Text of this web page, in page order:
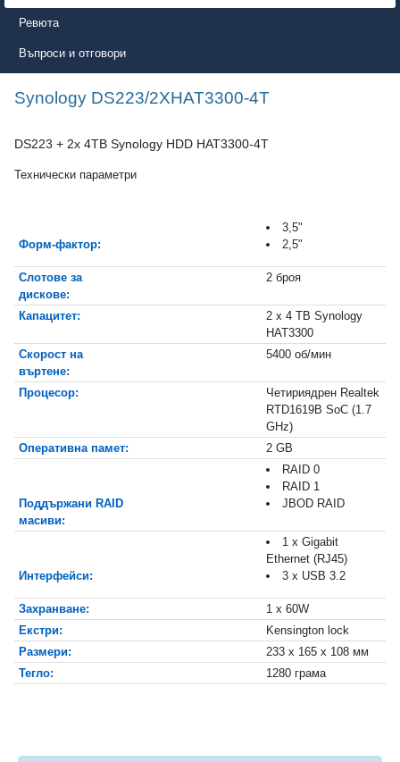
Ревюта
Въпроси и отговори
Synology DS223/2XHAT3300-4T
DS223 + 2x 4TB Synology HDD HAT3300-4T
Технически параметри
Форм-фактор:
3,5"
2,5"
Слотове за
дискове:
2 броя
Капацитет:
2 x 4 TB Synology
HAT3300
Скорост на
въртене:
5400 об/мин
Процесор:
Четириядрен Realtek
RTD1619B SoC (1.7
GHz)
Оперативна памет:
2 GB
Поддържани RAID
масиви:
RAID 0
RAID 1
JBOD RAID
Интерфейси:
1 x Gigabit
Ethernet (RJ45)
3 x USB 3.2
Захранване:
1 x 60W
Екстри:
Kensington lock
Размери:
233 x 165 x 108 мм
Тегло:
1280 грама